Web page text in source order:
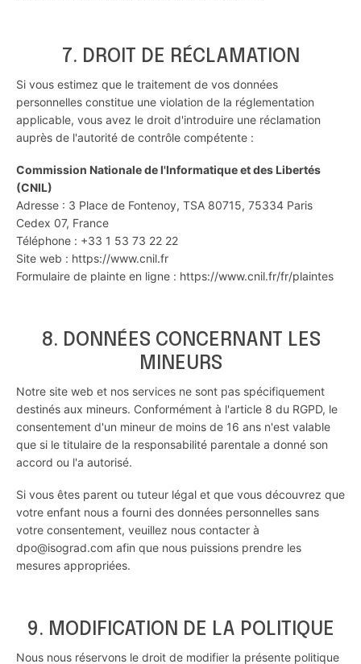
7. DROIT DE RÉCLAMATION
Si vous estimez que le traitement de vos données
personnelles constitue une violation de la réglementation
applicable, vous avez le droit d'introduire une réclamation
auprès de l'autorité de contrôle compétente :
Commission Nationale de l'Informatique et des Libertés
(CNIL)
Adresse : 3 Place de Fontenoy, TSA 80715, 75334 Paris
Cedex 07, France
Téléphone : +33 1 53 73 22 22
Site web : https://www.cnil.fr
Formulaire de plainte en ligne : https://www.cnil.fr/fr/plaintes
8. DONNÉES CONCERNANT LES
MINEURS
Notre site web et nos services ne sont pas spécifiquement
destinés aux mineurs. Conformément à l'article 8 du RGPD, le
consentement d'un mineur de moins de 16 ans n'est valable
que si le titulaire de la responsabilité parentale a donné son
accord ou l'a autorisé.
Si vous êtes parent ou tuteur légal et que vous découvrez que
votre enfant nous a fourni des données personnelles sans
votre consentement, veuillez nous contacter à
dpo@isograd.com afin que nous puissions prendre les
mesures appropriées.
9. MODIFICATION DE LA POLITIQUE
Nous nous réservons le droit de modifier la présente politique